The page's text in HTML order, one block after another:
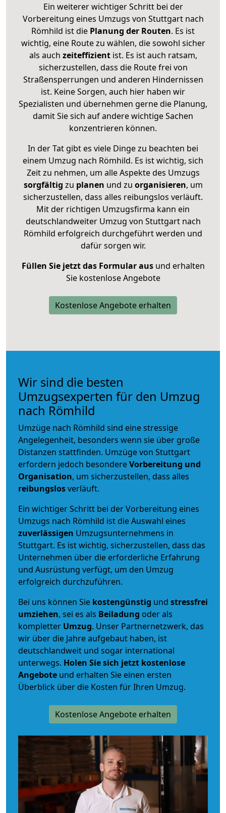
Ein weiterer wichtiger Schritt bei der
Vorbereitung eines Umzugs von Stuttgart nach
Römhild ist die Planung der Routen. Es ist
wichtig, eine Route zu wählen, die sowohl sicher
als auch zeiteffizientist. Es ist auch ratsam,
sicherzustellen, dass die Route frei von
Straßensperrungen und anderen Hindernissen
ist. Keine Sorgen, auch hier haben wir
Spezialisten und übernehmen gerne die Planung,
damit Sie sich auf andere wichtige Sachen
konzentrieren können.
In der Tat gibt es viele Dinge zu beachten bei
einem Umzug nach Römhild. Es ist wichtig, sich
Zeit zu nehmen, um alle Aspekte des Umzugs
sorgfältig zu planen und zu organisieren, um
sicherzustellen, dass alles reibungslos verläuft.
Mit der richtigen Umzugsfirma kann ein
deutschlandweiter Umzug von Stuttgart nach
Römhild erfolgreich durchgeführt werden und
dafür sorgen wir.
Füllen Sie jetzt das Formular ausund erhalten
Sie kostenlose Angebote
Kostenlose Angebote erhalten
Wir sind die besten
Umzugsexperten für den Umzug
nach Römhild
Umzüge nach Römhild sind eine stressige
Angelegenheit, besonders wenn sie über große
Distanzen stattfinden. Umzüge von Stuttgart
erfordern jedoch besondereVorbereitung und
Organisation, um sicherzustellen, dass alles
reibungslosverläuft.
Ein wichtiger Schritt bei der Vorbereitung eines
Umzugs nach Römhild ist die Auswahl eines
zuverlässigen Umzugsunternehmens in
Stuttgart. Es ist wichtig, sicherzustellen, dass das
Unternehmen über die erforderliche Erfahrung
und Ausrüstung verfügt, um den Umzug
erfolgreich durchzuführen.
Bei uns können Sie kostengünstig und stressfrei
umziehen, sei es als Beiladung oder als
kompletter Umzug. Unser Partnernetzwerk, das
wir über die Jahre aufgebaut haben, ist
deutschlandweit und sogar international
unterwegs. Holen Sie sich jetzt kostenlose
Angebote und erhalten Sie einen ersten
Überblick über die Kosten für Ihren Umzug.
Kostenlose Angebote erhalten